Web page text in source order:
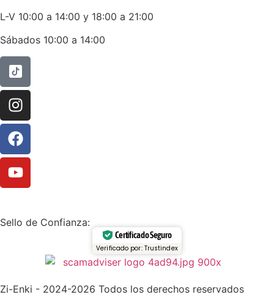
L-V 10:00 a 14:00 y 18:00 a 21:00
Sábados 10:00 a 14:00
Sello de Confianza:
Certificado Seguro
Verificado por: Trustindex
Zi-Enki - 2024-2026 Todos los derechos reservados